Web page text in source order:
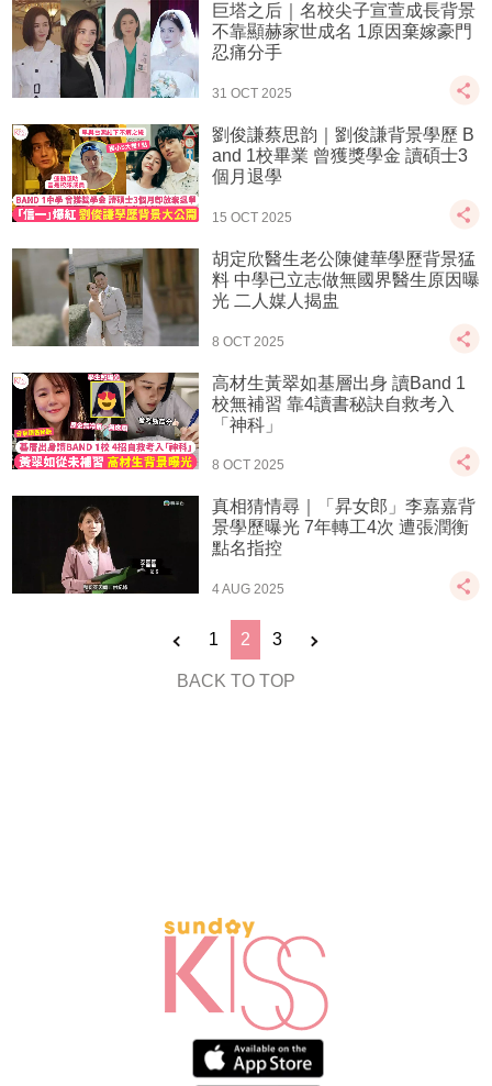
巨塔之后｜名校尖子宣萱成長背景
不靠顯赫家世成名 1原因棄嫁豪門
忍痛分手
31 OCT 2025
劉俊謙蔡思韵｜劉俊謙背景學歷 B
and 1校畢業 曾獲獎學金 讀碩士3
個月退學
15 OCT 2025
胡定欣醫生老公陳健華學歷背景猛
料 中學已立志做無國界醫生原因曝
光 二人媒人揭盅
8 OCT 2025
高材生黃翠如基層出身 讀Band 1
校無補習 靠4讀書秘訣自救考入
「神科」
8 OCT 2025
真相猜情尋｜「昇女郎」李嘉嘉背
景學歷曝光 7年轉工4次 遭張潤衡
點名指控
4 AUG 2025
1 2 3
BACK TO TOP